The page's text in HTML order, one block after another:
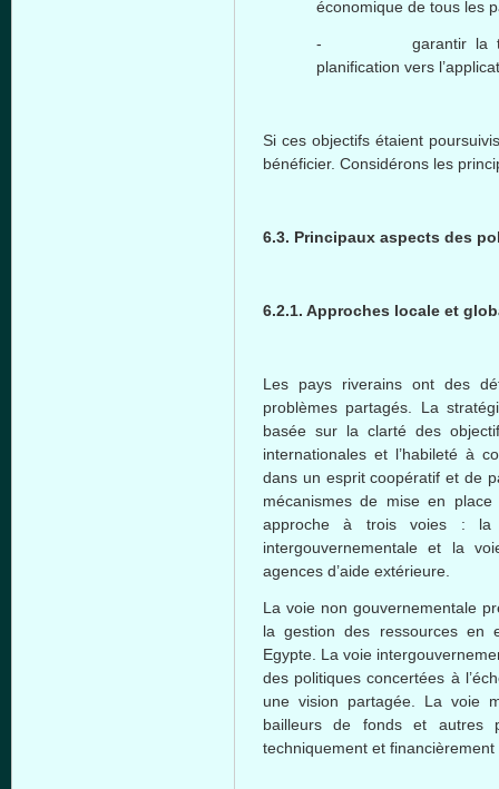
économique de tous les
- garantir la
planification vers
Si ces objectifs étaient
bénéficier. Considérons les
6.3. Principaux aspects des
6.2.1. Approches locale et
Les pays riverains ont des
problèmes partagés. La
basée sur la clarté des
internationales et l’habileté à
dans un esprit coopératif et de
mécanismes de mise en
approche à trois voies : la
intergouvernementale et la
agences d’aide extérieure.
La voie non gouvernementale
la gestion des ressources en
Egypte. La voie
des politiques concertées à
une vision partagée. La voie
bailleurs de fonds et autres
techniquement et